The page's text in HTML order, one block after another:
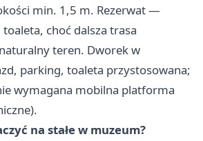
min. 1,5 m. Rezerwat —
choć dalsza trasa
teren. Dworek w
parking, toaleta przystosowana;
wymagana mobilna platforma
na stałe w muzeum?